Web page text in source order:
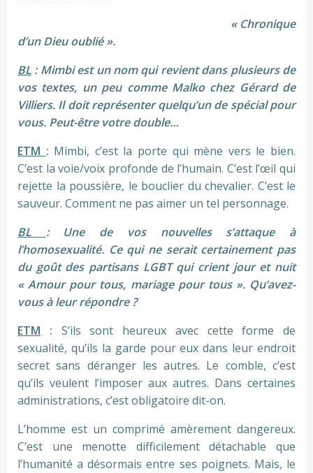
« Chronique
d’un Dieu oublié ».
BL : Mimbi est un nom qui revient dans plusieurs de
vos textes, un peu comme Malko chez Gérard de
Villiers. Il doit représenter quelqu’un de spécial pour
vous. Peut-être votre double…
ETM : Mimbi, c’est la porte qui mène vers le bien.
C’est la voie/voix profonde de l’humain. C’est l’œil qui
rejette la poussière, le bouclier du chevalier. C’est le
sauveur. Comment ne pas aimer un tel personnage.
BL : Une de vos nouvelles s’attaque à
l’homosexualité. Ce qui ne serait certainement pas
du goût des partisans LGBT qui crient jour et nuit
« Amour pour tous, mariage pour tous ». Qu’avez-
vous à leur répondre ?
ETM : S’ils sont heureux avec cette forme de
sexualité, qu’ils la garde pour eux dans leur endroit
secret sans déranger les autres. Le comble, c’est
qu’ils veulent l’imposer aux autres. Dans certaines
administrations, c’est obligatoire dit-on.
L’homme est un comprimé amèrement dangereux.
C’est une menotte difficilement détachable que
l’humanité a désormais entre ses poignets. Mais, le